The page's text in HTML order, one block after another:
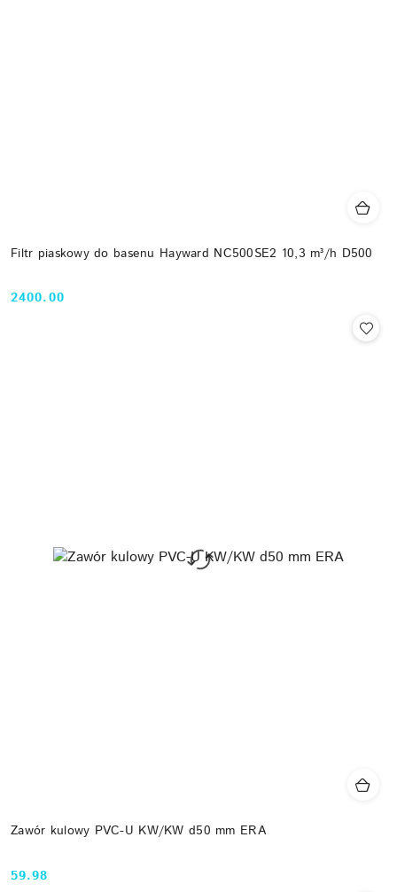
Filtr piaskowy do basenu Hayward NC500SE2 10,3 m³/h D500
Cena:
2400.00
Zawór kulowy PVC-U KW/KW d50 mm ERA
Cena:
59.98